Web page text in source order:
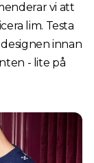
vi att
lim. Testa
innan
- lite på